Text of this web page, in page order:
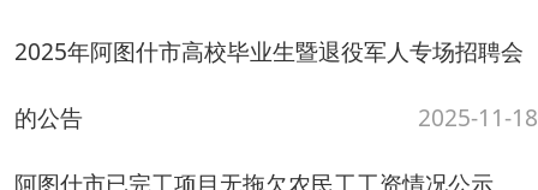
阿图什市已完工项目无拖欠农民工工资情况公示